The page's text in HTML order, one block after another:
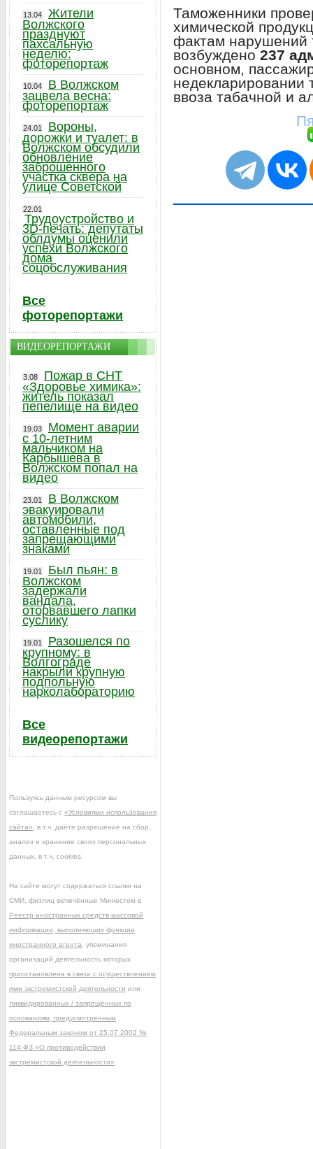
Таможенники
химической
фактам нарушений
возбуждено 237
основном,
ввоза табачной и
13.04
Жители
Волжского
празднуют
пахсальную
неделю:
фоторепортаж
10.04
В Волжском
зацвела весна:
фоторепортаж
24.01
Вороны,
дорожки и туалет: в
Волжском обсудили
обновление
заброшенного
участка сквера на
улице Советской
22.01
Трудоустройство и
3D-печать: депутаты
облдумы оценили
успехи Волжского
дома
соцобслуживания
Все
фоторепортажи
ВИДЕОРЕПОРТАЖИ
3.08
Пожар в СНТ
«Здоровье химика»:
житель показал
пепелище на видео
19.03
Момент аварии
с 10-летним
мальчиком на
Карбышева в
Волжском попал на
видео
23.01
В Волжском
эвакуировали
автомобили,
оставленные под
запрещающими
знаками
19.01
Был пьян: в
Волжском
задержали
вандала,
оторвавшего лапки
суслику
19.01
Разошелся по
крупному: в
Волгограде
накрыли крупную
подпольную
нарколабораторию
Все
видеорепортажи
Пользуясь данным ресурсом вы
соглашаетесь с «Условиями использования
сайта» , в т.ч. даёте разрешение на сбор,
анализ и хранение своих персональных
данных, в т.ч. cookies.
На сайте могут содержаться ссылки на
СМИ, физлиц включённые Минюстом в
Реестр иностранных средств массовой
информации, выполняющих функции
иностранного агента , упоминания
организаций деятельность которых
приостановлена в связи с осуществлением
ими экстремистской деятельности или
ликвидированных / запрещённых по
основаниям, предусмотренным
Федеральным законом от 25.07.2002 №
114-ФЗ «О противодействии
экстремистской деятельности»